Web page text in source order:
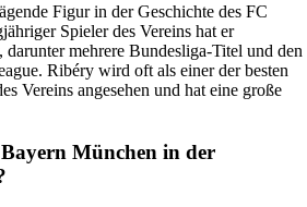
Figur in der Geschichte des FC
Spieler des Vereins hat er
mehrere Bundesliga-Titel und den
Ribéry wird oft als einer der besten
Vereins angesehen und hat eine große
München in der